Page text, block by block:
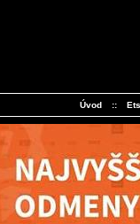
Úvod ::